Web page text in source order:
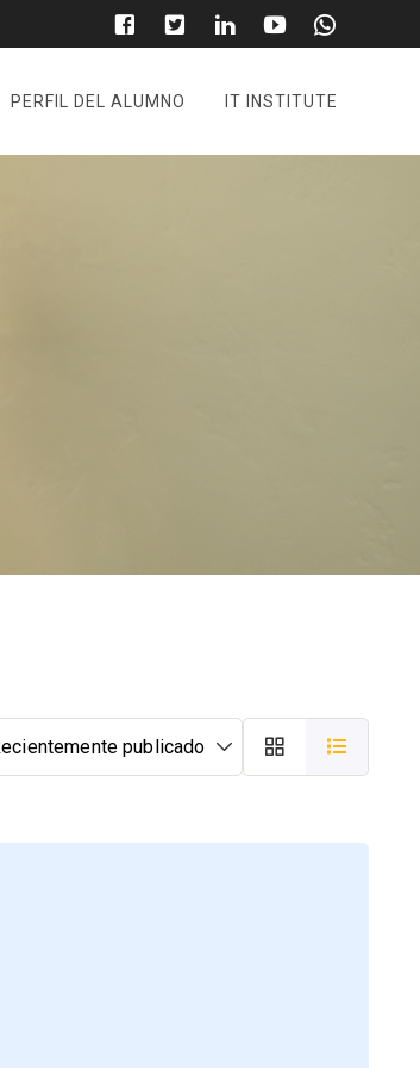
PERFIL DEL ALUMNO IT INSTITUTE